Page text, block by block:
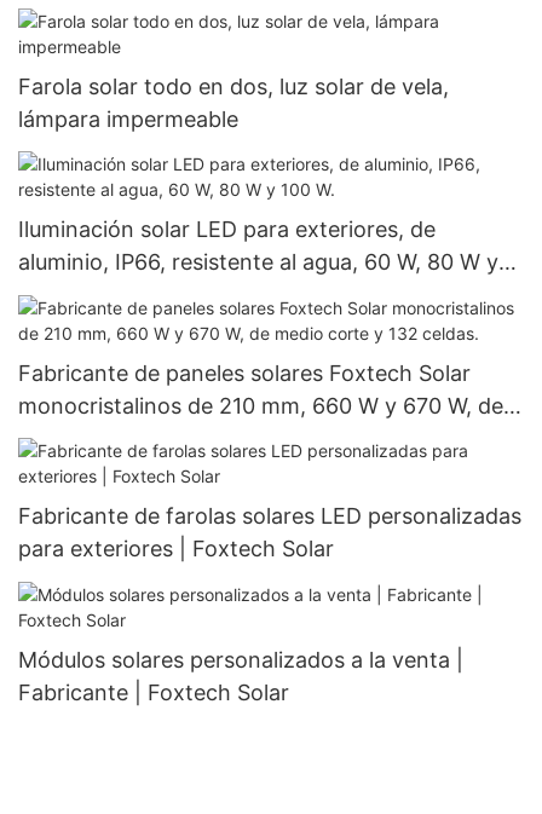
360 W y 400 W, a precios económicos.
Farola solar todo en dos, luz solar de vela,
lámpara impermeable
Iluminación solar LED para exteriores, de
aluminio, IP66, resistente al agua, 60 W, 80 W y
100 W.
Fabricante de paneles solares Foxtech Solar
monocristalinos de 210 mm, 660 W y 670 W, de
medio corte y 132 celdas.
Fabricante de farolas solares LED personalizadas
para exteriores | Foxtech Solar
Módulos solares personalizados a la venta |
Fabricante | Foxtech Solar